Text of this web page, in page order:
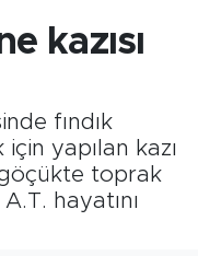
kazısı
fındık
yapılan kazı
göçükte toprak
hayatını
Fikstür